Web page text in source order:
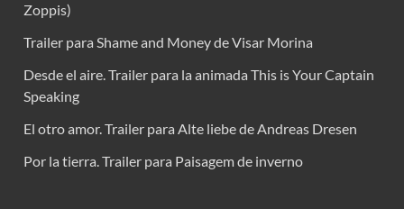
Zoppis)
Trailer para Shame and Money de Visar Morina
Desde el aire. Trailer para la animada This is Your Captain
Speaking
El otro amor. Trailer para Alte liebe de Andreas Dresen
Por la tierra. Trailer para Paisagem de inverno